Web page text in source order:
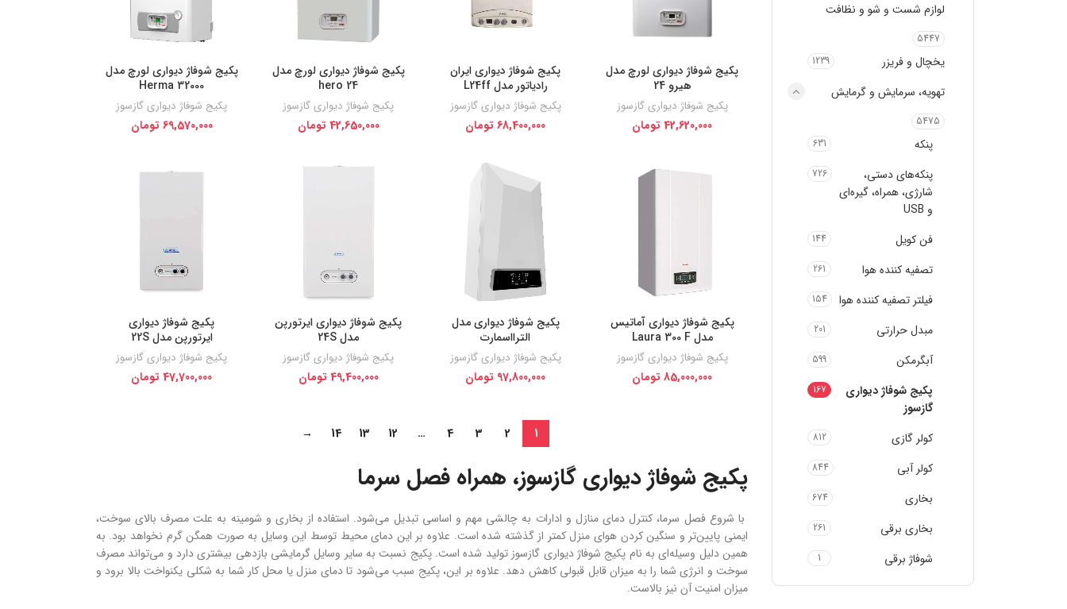
لوازم شست و شو و نظافت
5447
یخچال و فریزر 1239
تهویه، سرمایش و گرمایش
5475
پنکه 631
پنکه‌های دستی،
شارژی، همراه، گیره‌ای
و USB
726
فن کویل 144
تصفیه کننده هوا 261
فیلتر تصفیه کننده هوا 154
مبدل حرارتی 201
آبگرمکن 599
پکیج شوفاژ دیواری
گازسوز
167
کولر گازی 812
کولر آبی 844
بخاری 674
بخاری برقی 261
شوفاژ برقی 1
پکیج شوفاژ دیواری لورچ مدل
هیرو 24
پکیج شوفاژ دیواری گازسوز
42,620,000 تومان
پکیج شوفاژ دیواری ایران
رادیاتور مدل L24ff
پکیج شوفاژ دیواری گازسوز
68,400,000 تومان
پکیج شوفاژ دیواری لورچ مدل
hero 24
پکیج شوفاژ دیواری گازسوز
42,650,000 تومان
پکیج شوفاژ دیواری لورچ مدل
Herma 32000
پکیج شوفاژ دیواری گازسوز
69,570,000 تومان
پکیج شوفاژ دیواری آماتیس
مدل Laura 300 F
پکیج شوفاژ دیواری گازسوز
85,000,000 تومان
پکیج شوفاژ دیواری مدل
الترااسمارت
پکیج شوفاژ دیواری گازسوز
97,800,000 تومان
پکیج شوفاژ دیواری ایرتورپن
مدل 24S
پکیج شوفاژ دیواری گازسوز
49,400,000 تومان
پکیج شوفاژ دیواری
ایرتورپن مدل 22S
پکیج شوفاژ دیواری گازسوز
47,700,000 تومان
1
2
3
4
…
12
13
14
→
پکیج شوفاژ دیواری گازسوز، همراه فصل سرما
با شروع فصل سرما، کنترل دمای منازل و ادارات به چالشی مهم و اساسی تبدیل می‌شود. استفاده از بخاری و شومینه به علت مصرف بالای سوخت،
ایمنی پایین‌تر و سنگین کردن هوای منزل کمتر از گذشته شده است. علاوه بر این دمای محیط توسط این وسایل به صورت همگن گرم نخواهد بود. به
همین دلیل وسیله‌ای به نام پکیج شوفاژ دیواری گازسوز تولید شده است. پکیج نسبت به سایر وسایل گرمایشی بازدهی بیشتری دارد و می‌تواند مصرف
سوخت و انرژی شما را به میزان قابل قبولی کاهش دهد. علاوه بر این، پکیج سبب می‌شود تا دمای منزل یا محل کار شما به شکلی یکنواخت بالا برود و
میزان امنیت آن نیز بالاست.